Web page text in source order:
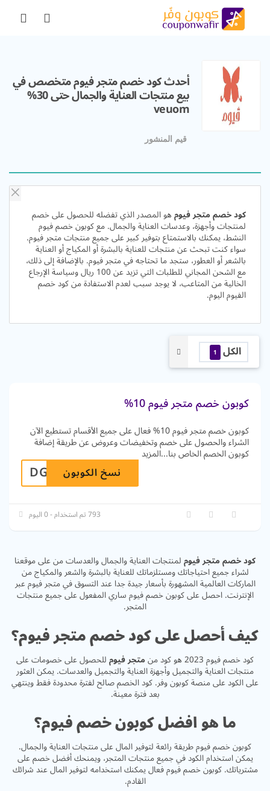
أحدث كود خصم متجر فيوم متخصص في
بيع منتجات العناية والجمال حتى 30%
veuom
قيم المنشور
كود خصم متجر فيومهو المصدر الذي تفضله للحصول على خصم
لمنتجات وأجهزة، وعدسات العناية والجمال. مع كوبون خصم فيوم
النشط، يمكنك بالاستمتاع بتوفير كبير على جميع منتجات متجر فيوم.
سواء كنت تبحث عن منتجات للعناية بالبشرة أو المكياج أو العناية
بالشعر أو العطور، ستجد ما تحتاجه في متجر فيوم. بالإضافة إلى ذلك،
مع الشحن المجاني للطلبات التي تزيد عن 100 ريال وسياسة الإرجاع
الخالية من المتاعب، لا يوجد سبب لعدم الاستفادة من كود خصم
الفيوم اليوم.
الكل 1
كوبون خصم متجر فيوم 10%
كوبون خصم متجر فيوم 10% فعال على جميع الأقسام تستطيع الآن
الشراء والحصول على خصم وتخفيضات وعروض عن طريقة إضافة
كوبون الخصم الخاص بنا...المزيد
DGRZGLنسخ الكوبون
793 تم استخدام - 0 اليوم
كود خصم متجر فيوملمنتجات العناية والجمال والعدسات من على موقعنا
لشراء جميع احتياجاتك ومستلزماتك للعناية بالبشرة والشعر والمكياج من
الماركات العالمية المشهورة بأسعار جيدة جدا عند التسوق في متجر فيوم عبر
الإنترنت. احصل على كوبون خصم فيوم ساري المفعول على جميع منتجات
المتجر.
كيف أحصل على كود خصم متجر فيوم؟
كود خصم فيوم 2023 هو كود من متجر فيومللحصول على خصومات على
منتجات العناية والتجميل وأجهزة العناية والتجميل والعدسات. يمكن العثور
على الكود على منصة كوبون وفر. كود الخصم صالح لفترة محدودة فقط وينتهي
بعد فترة معينة.
ما هو افضل كوبون خصم فيوم؟
كوبون خصم فيوم طريقة رائعة لتوفير المال على منتجات العناية والجمال.
يمكن استخدام الكود في جميع منتجات المتجر، ويمنحك أفضل خصم على
مشترياتك. كوبون خصم فيوم فعال يمكنك استخدامه لتوفير المال عند شرائك
القادم.